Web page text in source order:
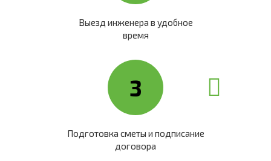
Выезд инженера в удобное
время
3
Подготовка сметы и подписание
договора